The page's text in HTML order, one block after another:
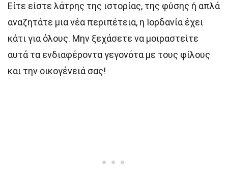
Είτε είστε λάτρης της ιστορίας, της φύσης ή απλά
αναζητάτε μια νέα περιπέτεια, η Ιορδανία έχει
κάτι για όλους. Μην ξεχάσετε να μοιραστείτε
αυτά τα ενδιαφέροντα γεγονότα με τους φίλους
και την οικογένειά σας!